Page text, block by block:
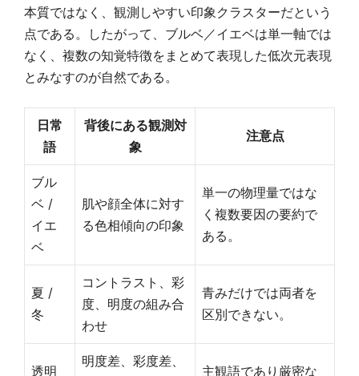
本質ではなく、観測しやすい印象クラスターだという
点である。したがって、ブルベ／イエベは単一軸では
なく、複数の知覚特徴をまとめて表現した低次元表現
とみなすのが自然である。
日常
語
背後にある観測対
象
注意点
ブル
ベ /
イエ
ベ
肌や顔全体に対す
る色相傾向の印象
単一の物理量ではな
く複数要因の要約で
ある。
夏 /
冬
コントラスト、彩
度、明度の組み合
わせ
青みだけでは両者を
区別できない。
透明
明度差、彩度差、
主観語であり厳密な